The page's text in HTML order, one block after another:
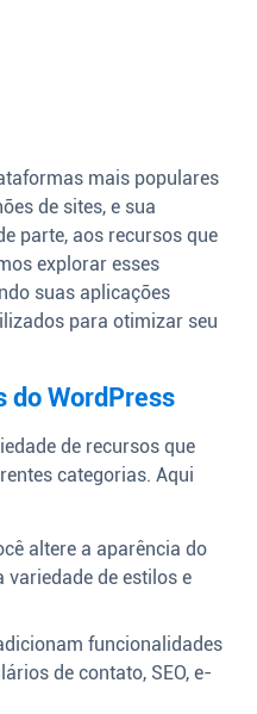
mais populares
de sites, e sua
parte, aos recursos que
explorar esses
suas aplicações
para otimizar seu
do WordPress
de recursos que
categorias. Aqui
altere a aparência do
variedade de estilos e
funcionalidades
de contato, SEO, e-